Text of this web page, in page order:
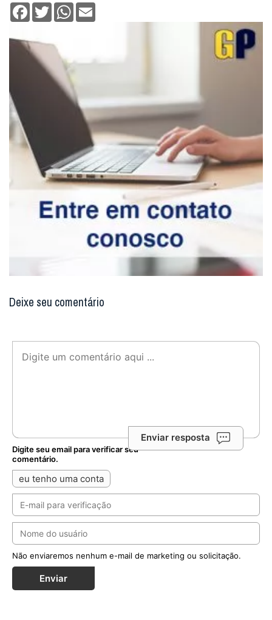
Facebook
TwitterWhatsApp
Deixe seu comentário
Enviar resposta
Digite seu email para verificar seu
comentário.
eu tenho uma conta
Não enviaremos nenhum e-mail de marketing ou solicitação.
Enviar